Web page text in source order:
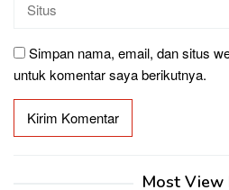
Simpan nama, email, dan situs
untuk komentar saya berikutnya.
Most View